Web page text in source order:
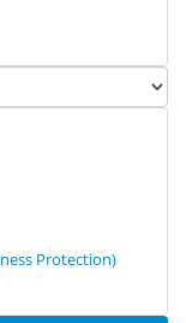
Protection)